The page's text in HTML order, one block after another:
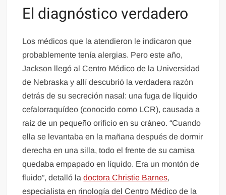
El diagnóstico verdadero
Los médicos que la atendieron le indicaron que
probablemente tenía alergias. Pero este año,
Jackson llegó al Centro Médico de la Universidad
de Nebraska y allí descubrió la verdadera razón
detrás de su secreción nasal: una fuga de líquido
cefalorraquídeo (conocido como LCR), causada a
raíz de un pequeño orificio en su cráneo. “Cuando
ella se levantaba en la mañana después de dormir
derecha en una silla, todo el frente de su camisa
quedaba empapado en líquido. Era un montón de
fluido”, detalló ladoctora Christie Barnes,
especialista en rinología del Centro Médico de la